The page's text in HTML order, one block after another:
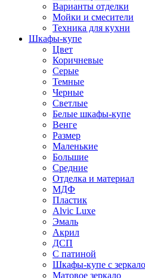
Варианты отделки
Мойки и смесители
Техника для кухни
Шкафы-купе
Цвет
Коричневые
Серые
Темные
Черные
Светлые
Белые шкафы-купе
Венге
Размер
Маленькие
Большие
Средние
Отделка и материал
МДФ
Пластик
Alvic Luxe
Эмаль
Акрил
ДСП
С патиной
Шкафы-купе с
Матовое зеркало